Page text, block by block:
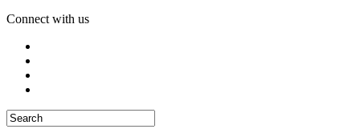
Connect with us